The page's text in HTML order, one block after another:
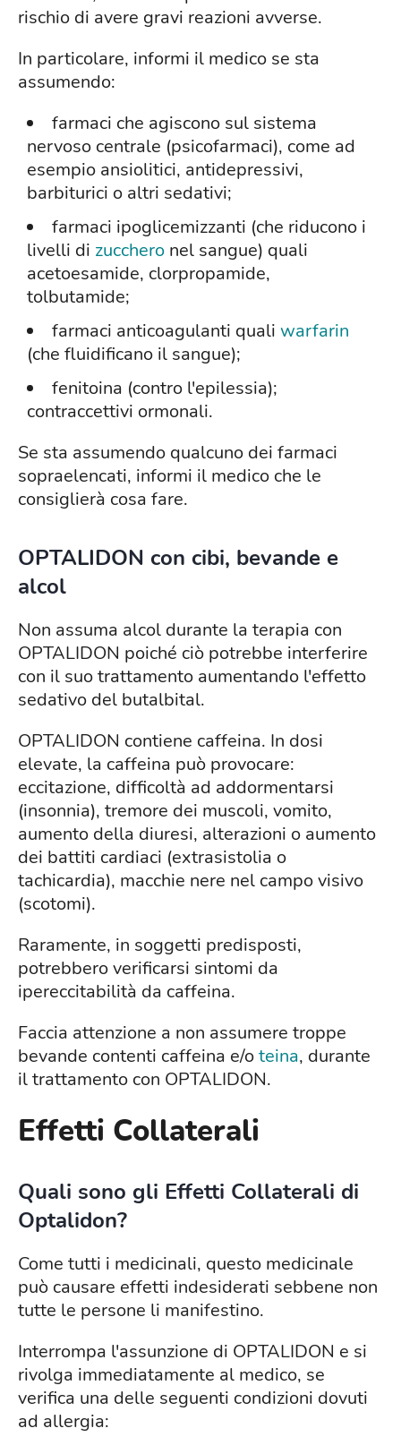
rischio di avere gravi reazioni avverse.
In particolare, informi il medico se sta
assumendo:
farmaci che agiscono sul sistema
nervoso centrale (psicofarmaci), come ad
esempio ansiolitici, antidepressivi,
barbiturici o altri sedativi;
farmaci ipoglicemizzanti (che riducono i
livelli di zucchero nel sangue) quali
acetoesamide, clorpropamide,
tolbutamide;
farmaci anticoagulanti quali warfarin
(che fluidificano il sangue);
fenitoina (contro l'epilessia);
contraccettivi ormonali.
Se sta assumendo qualcuno dei farmaci
sopraelencati, informi il medico che le
consiglierà cosa fare.
OPTALIDON con cibi, bevande e
alcol
Non assuma alcol durante la terapia con
OPTALIDON poiché ciò potrebbe interferire
con il suo trattamento aumentando l'effetto
sedativo del butalbital.
OPTALIDON contiene caffeina. In dosi
elevate, la caffeina può provocare:
eccitazione, difficoltà ad addormentarsi
(insonnia), tremore dei muscoli, vomito,
aumento della diuresi, alterazioni o aumento
dei battiti cardiaci (extrasistolia o
tachicardia), macchie nere nel campo visivo
(scotomi).
Raramente, in soggetti predisposti,
potrebbero verificarsi sintomi da
ipereccitabilità da caffeina.
Faccia attenzione a non assumere troppe
bevande contenti caffeina e/oteina, durante
il trattamento con OPTALIDON.
Effetti Collaterali
Quali sono gli Effetti Collaterali di
Optalidon?
Come tutti i medicinali, questo medicinale
può causare effetti indesiderati sebbene non
tutte le persone li manifestino.
Interrompa l'assunzione di OPTALIDON e si
rivolga immediatamente al medico, se
verifica una delle seguenti condizioni dovuti
ad allergia: